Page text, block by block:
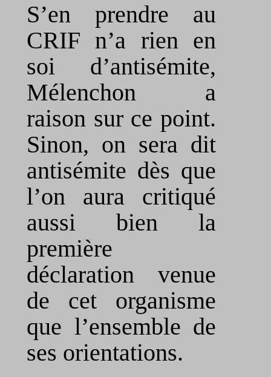
S’en prendre au
CRIF n’a rien en
soi d’antisémite,
Mélenchon a
raison sur ce point.
Sinon, on sera dit
antisémite dès que
l’on aura critiqué
aussi bien la
première
déclaration venue
de cet organisme
que l’ensemble de
ses orientations.